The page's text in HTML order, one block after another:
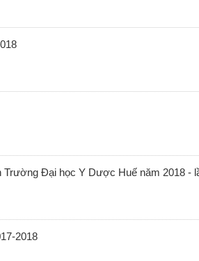
Đại học Y Dược Huế năm 2018 -
2018